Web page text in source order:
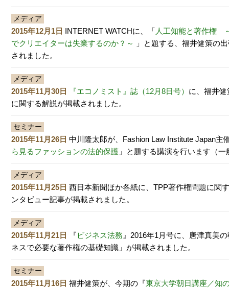
メディア
2015年12月1日 INTERNET WATCHに、「 人工知能と著作権
でクリエイターは失業するのか？～
」と題する、福井健策の
されました。
メディア
2015年11月30日 『エコノミスト』誌（12月8日号） に、福井
に関する解説が掲載されました。
セミナー
2015年11月26日 中川隆太郎が、Fashion Law Institute Japan主
ら見るファッションの法的保護 」と題する講演を行います（一
メディア
2015年11月25日 西日本新聞ほか各紙に、TPP著作権問題に関
ンタビュー記事が掲載されました。
メディア
2015年11月21日 『ビジネス法務 』2016年1月号に、唐津真美
ネスで必要な著作権の基礎知識」が掲載されました。
セミナー
2015年11月16日 福井健策が、今期の『東京大学朝日講座／知